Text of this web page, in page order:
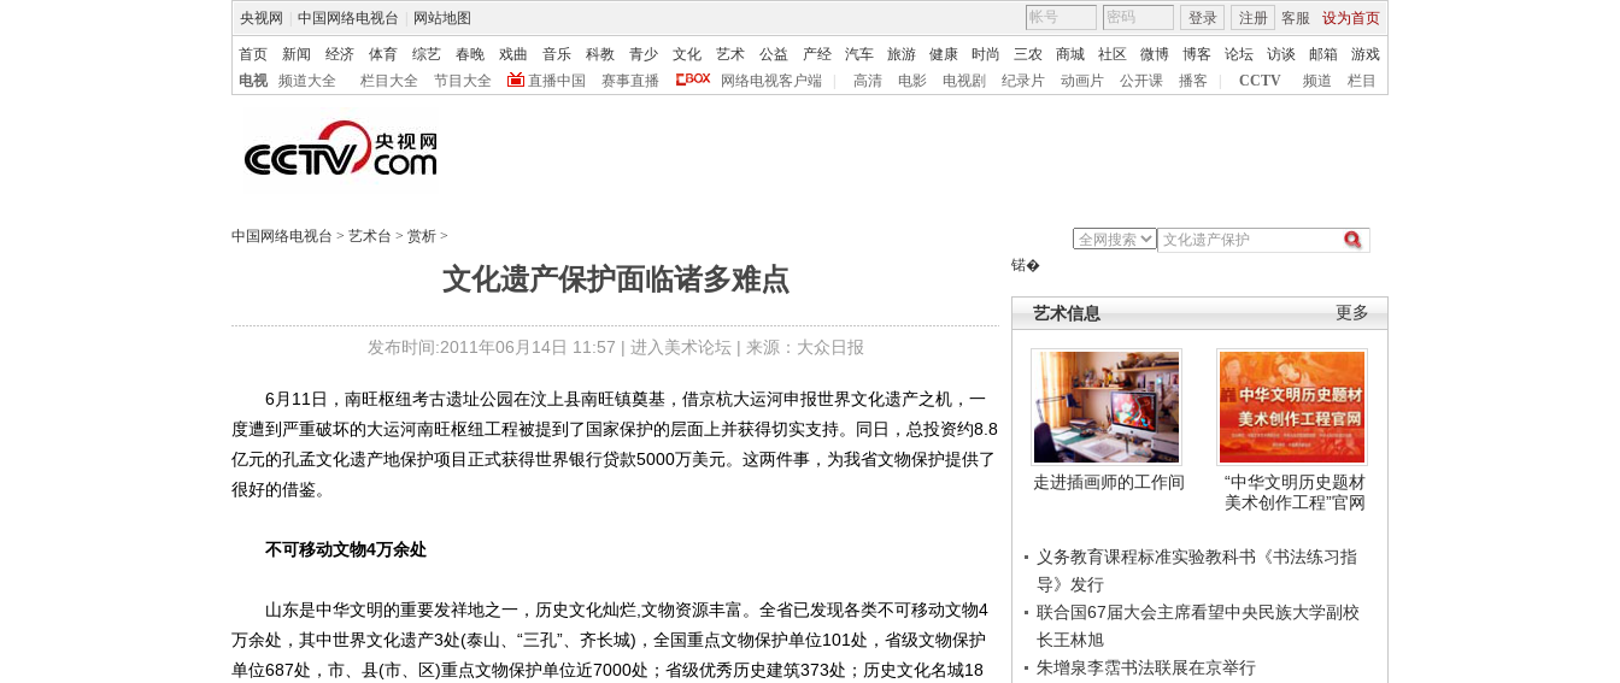
央视网 中国网络电视台 网站地图 客服 设为首页
登录 注册
首页 新闻 经济 体育 综艺 春晚 戏曲 音乐 科教 青少 文化 艺术 公益 产经 汽车 旅游 健康 时尚 三农 商城 社区 微博 博客 论坛 访谈 邮箱
游戏
电视
频道大全 栏目大全 节目大全 直播中国 赛事直播 网络电视客户端 高清 电影 电视剧 纪录片 动画片 公开课 播客 CCTV 频道 栏目
中国网络电视台 > 艺术台 > 赏析 >
文化遗产保护面临诸多难点
发布时间:2011年06月14日 11:57 | 进入美术论坛| 来源：大众日报
锘�
更多
艺术信息
走进插画师的工作间
“中华文明历史题材
美术创作工程”官网
义务教育课程标准实验教科书《书法练习指
导》发行
联合国67届大会主席看望中央民族大学副校
长王林旭
朱增泉李霑书法联展在京举行
6月11日，南旺枢纽考古遗址公园在汶上县南旺镇奠基，借京杭大运河申报世界文化遗产之机，一
度遭到严重破坏的大运河南旺枢纽工程被提到了国家保护的层面上并获得切实支持。同日，总投资约8.8
亿元的孔孟文化遗产地保护项目正式获得世界银行贷款5000万美元。这两件事，为我省文物保护提供了
很好的借鉴。
不可移动文物4万余处
山东是中华文明的重要发祥地之一，历史文化灿烂,文物资源丰富。全省已发现各类不可移动文物4
万余处，其中世界文化遗产3处(泰山、“三孔”、齐长城)，全国重点文物保护单位101处，省级文物保护
单位687处，市、县(市、区)重点文物保护单位近7000处；省级优秀历史建筑373处；历史文化名城18